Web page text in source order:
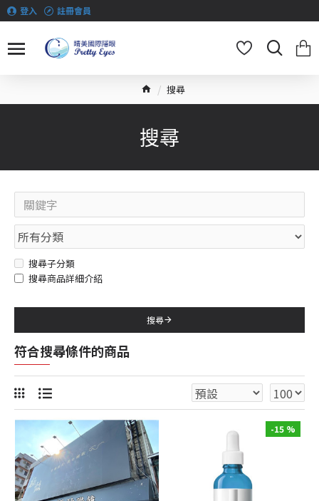
登入 註冊會員
搜尋
搜尋
搜尋子分類
搜尋商品詳細介紹
搜尋
符合搜尋條件的商品
-15 %